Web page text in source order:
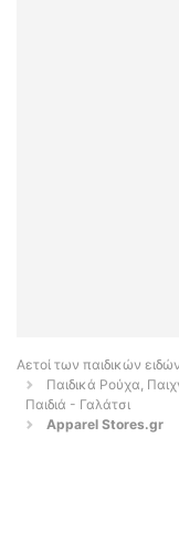
Αετοί των παιδικών ειδών
Παιδικά Ρούχα,
Παιδιά - Γαλάτσι
Apparel Stores.gr